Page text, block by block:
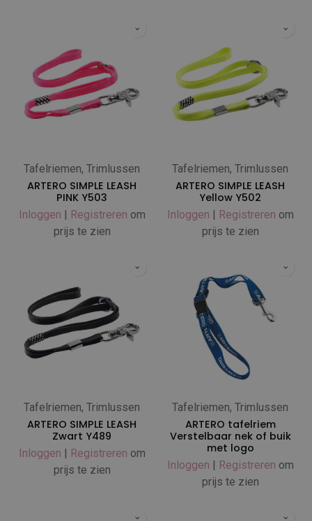
Tafelriemen, Trimlussen
ARTERO SIMPLE LEASH
PINK Y503
Inloggen | Registreren om
prijs te zien
Tafelriemen, Trimlussen
ARTERO SIMPLE LEASH
Yellow Y502
Inloggen | Registreren om
prijs te zien
Tafelriemen, Trimlussen
ARTERO SIMPLE LEASH
Zwart Y489
Inloggen | Registreren om
prijs te zien
Tafelriemen, Trimlussen
ARTERO tafelriem
Verstelbaar nek of buik
met logo
Inloggen | Registreren om
prijs te zien